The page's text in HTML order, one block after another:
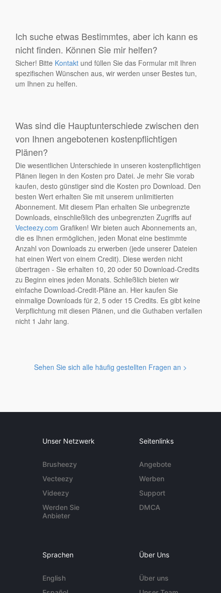
Ich suche etwas Bestimmtes, aber ich kann es
nicht finden. Können Sie mir helfen?
Sicher! Bitte Kontakt und füllen Sie das Formular mit Ihren
spezifischen Wünschen aus, wir werden unser Bestes tun,
um Ihnen zu helfen.
Was sind die Hauptunterschiede zwischen den
von Ihnen angebotenen kostenpflichtigen
Plänen?
Die wesentlichen Unterschiede in unseren kostenpflichtigen
Plänen liegen in den Kosten pro Datei. Je mehr Sie vorab
kaufen, desto günstiger sind die Kosten pro Download. Den
besten Wert erhalten Sie mit unserem unlimitierten
Abonnement. Mit diesem Plan erhalten Sie unbegrenzte
Downloads, einschließlich des unbegrenzten Zugriffs auf
Vecteezy.com Grafiken! Wir bieten auch Abonnements an,
die es Ihnen ermöglichen, jeden Monat eine bestimmte
Anzahl von Downloads zu erwerben (jede unserer Dateien
hat einen Wert von einem Credit). Diese werden nicht
übertragen - Sie erhalten 10, 20 oder 50 Download-Credits
zu Beginn eines jeden Monats. Schließlich bieten wir
einfache Download-Credit-Pläne an. Hier kaufen Sie
einmalige Downloads für 2, 5 oder 15 Credits. Es gibt keine
Verpflichtung mit diesen Plänen, und die Guthaben verfallen
nicht 1 Jahr lang.
Sehen Sie sich alle häufig gestellten Fragen an >
Unser Netzwerk
Brusheezy
Vecteezy
Videezy
Werden Sie
Anbieter
Seitenlinks
Angebote
Werben
Support
DMCA
Sprachen
English
Über Uns
Über uns